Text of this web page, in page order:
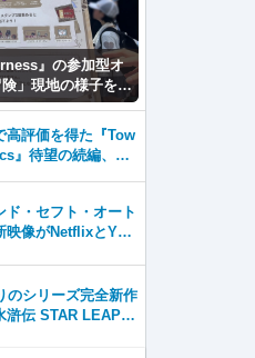
』の参加型オ
」現地の様子をレ
ヤー撮影など盛り
高評価を得た『Tow
』待望の続編、『T
ド・セフト・オート
映像がNetflixとYou
のシリーズ完全新作
滸伝 STAR LEAP』